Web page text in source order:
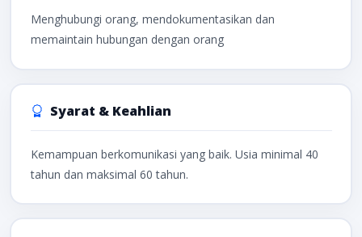
Menghubungi orang, mendokumentasikan dan
memaintain hubungan dengan orang
Syarat & Keahlian
Kemampuan berkomunikasi yang baik. Usia minimal 40
tahun dan maksimal 60 tahun.